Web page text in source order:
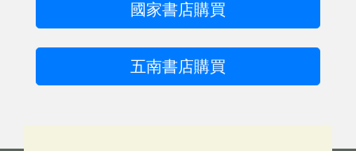
國家書店購買
五南書店購買